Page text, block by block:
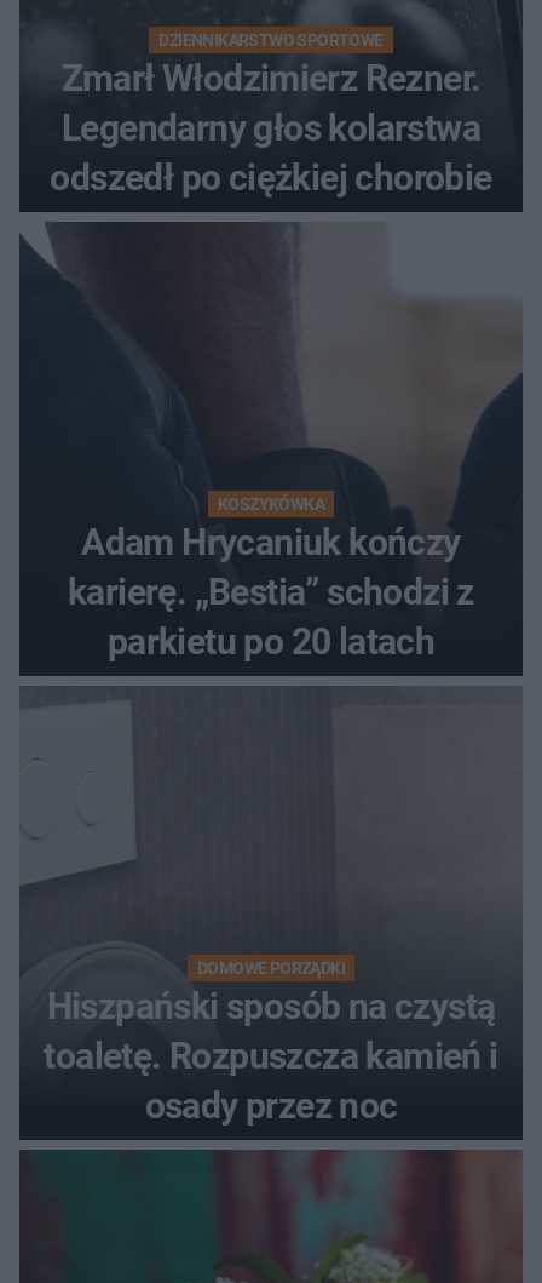
DZIENNIKARSTWO SPORTOWE
Zmarł Włodzimierz Rezner.
Legendarny głos kolarstwa
odszedł po ciężkiej chorobie
KOSZYKÓWKA
Adam Hrycaniuk kończy
karierę. „Bestia” schodzi z
parkietu po 20 latach
DOMOWE PORZĄDKI
Hiszpański sposób na czystą
toaletę. Rozpuszcza kamień i
osady przez noc